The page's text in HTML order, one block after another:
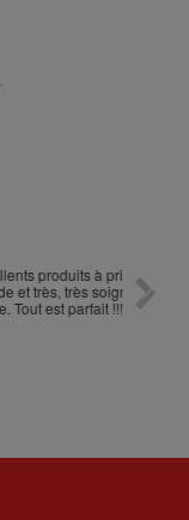
à prix
soignée.
!!!